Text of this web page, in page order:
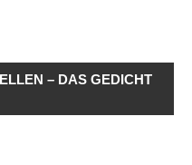
– DAS GEDICHT